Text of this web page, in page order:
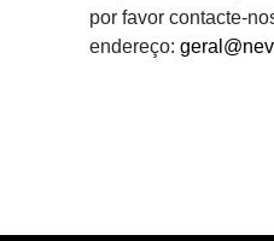
por favor contacte-
endereço: